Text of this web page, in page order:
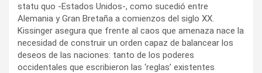
statu quo -Estados Unidos-, como sucedió entre
Alemania y Gran Bretaña a comienzos del siglo XX.
Kissinger asegura que frente al caos que amenaza nace la
necesidad de construir un orden capaz de balancear los
deseos de las naciones: tanto de los poderes
occidentales que escribieron las ‘reglas’ existentes